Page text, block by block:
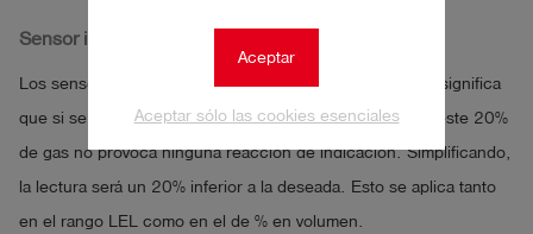
Aceptar
Aceptar sólo las cookies esenciales
Sensor infrarrojo (IR)
Los sensores IR no pueden detectar el hidrógeno. Esto significa
que si se añade una mezcla con un 20% de hidrógeno, este 20%
de gas no provoca ninguna reacción de indicación. Simplificando,
la lectura será un 20% inferior a la deseada. Esto se aplica tanto
en el rango LEL como en el de % en volumen.